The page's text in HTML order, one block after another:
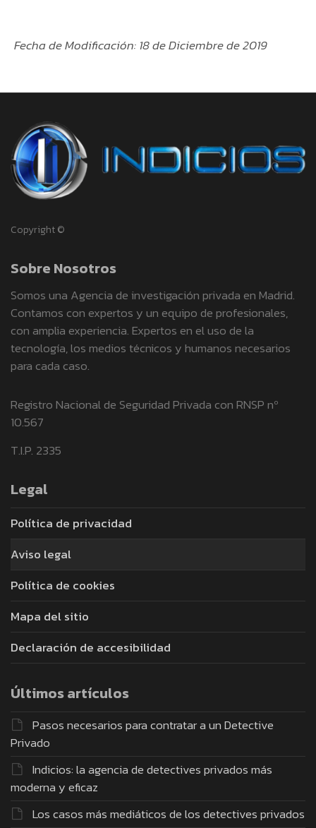
Fecha de Modificación: 18 de Diciembre de 2019
Copyright ©
Sobre Nosotros
Somos una Agencia de investigación privada en Madrid.
Contamos con expertos y un equipo de profesionales,
con amplia experiencia. Expertos en el uso de la
tecnología, los medios técnicos y humanos necesarios
para cada caso.
Registro Nacional de Seguridad Privada con RNSP nº
10.567
T.I.P. 2335
Legal
Política de privacidad
Aviso legal
Política de cookies
Mapa del sitio
Declaración de accesibilidad
Últimos artículos
Pasos necesarios para contratar a un Detective
Privado
Indicios: la agencia de detectives privados más
moderna y eficaz
Los casos más mediáticos de los detectives privados